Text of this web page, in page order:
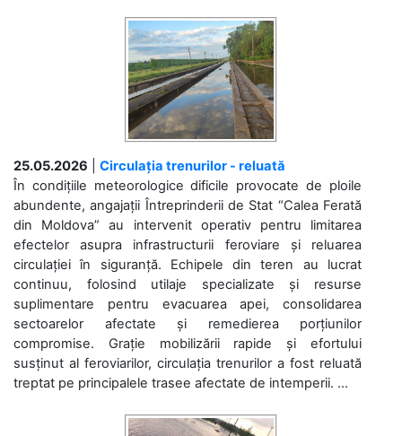
25.05.2026
Circulația trenurilor - reluată
În condițiile meteorologice dificile provocate de ploile
abundente, angajații Întreprinderii de Stat “Calea Ferată
din Moldova” au intervenit operativ pentru limitarea
efectelor asupra infrastructurii feroviare și reluarea
circulației în siguranță. Echipele din teren au lucrat
continuu, folosind utilaje specializate și resurse
suplimentare pentru evacuarea apei, consolidarea
sectoarelor afectate și remedierea porțiunilor
compromise. Grație mobilizării rapide și efortului
susținut al feroviarilor, circulația trenurilor a fost reluată
treptat pe principalele trasee afectate de intemperii. ...